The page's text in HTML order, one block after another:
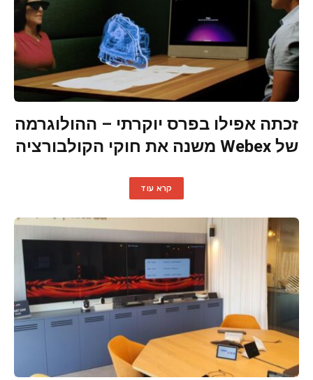
זכתה אפילו בפרס יוקרתי – ההולוגרמה
של Webex משנה את חוקי הקולבורציה
קרא עוד